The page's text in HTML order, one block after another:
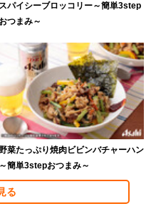
スパイシーブロッコリー～簡単3step
おつまみ～
菜たっぷり焼肉ビビンバチャーハン
～簡単3stepおつまみ～
る